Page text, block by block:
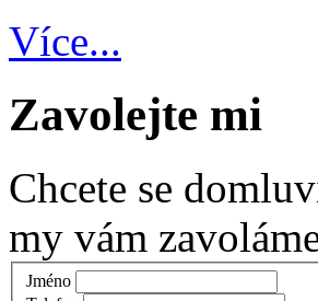
Více...
Zavolejte mi
Chcete se
my vám
Jméno